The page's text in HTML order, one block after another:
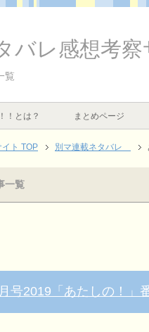
バレ感想考察
覧
！とは？ まとめページ
ト TOP 別マ連載ネタバレ
一覧
号2019「あたしの！」